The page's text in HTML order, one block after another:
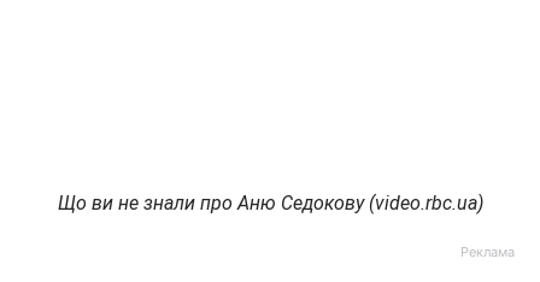
Що ви не знали про Аню Седокову (video.rbc.ua)